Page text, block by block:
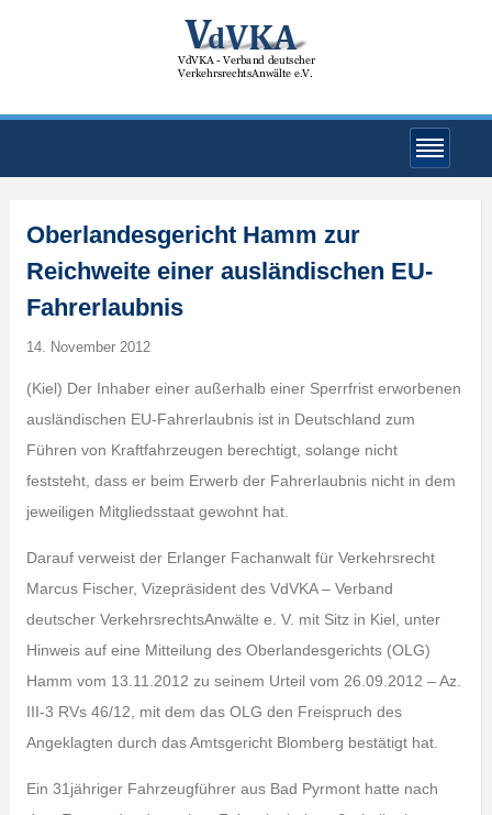
Oberlandesgericht Hamm zur
Reichweite einer ausländischen EU-
Fahrerlaubnis
14. November 2012
(Kiel) Der Inhaber einer außerhalb einer Sperrfrist erworbenen
ausländischen EU-Fahrerlaubnis ist in Deutschland zum
Führen von Kraftfahrzeugen berechtigt, solange nicht
feststeht, dass er beim Erwerb der Fahrerlaubnis nicht in dem
jeweiligen Mitgliedsstaat gewohnt hat.
Darauf verweist der Erlanger Fachanwalt für Verkehrsrecht
Marcus Fischer, Vizepräsident des VdVKA – Verband
deutscher VerkehrsrechtsAnwälte e. V. mit Sitz in Kiel, unter
Hinweis auf eine Mitteilung des Oberlandesgerichts (OLG)
Hamm vom 13.11.2012 zu seinem Urteil vom 26.09.2012 – Az.
III-3 RVs 46/12, mit dem das OLG den Freispruch des
Angeklagten durch das Amtsgericht Blomberg bestätigt hat.
Ein 31jähriger Fahrzeugführer aus Bad Pyrmont hatte nach